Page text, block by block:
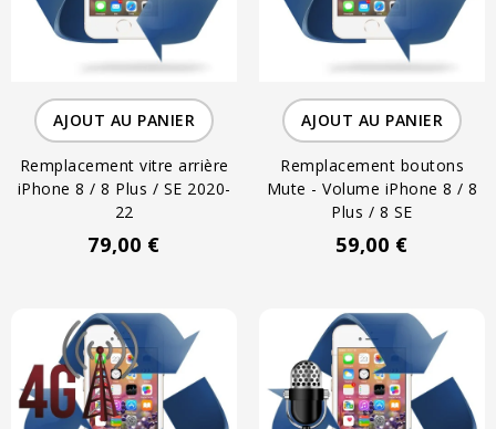
AJOUT AU PANIER
Remplacement vitre arrière
iPhone 8 / 8 Plus / SE 2020-
22
79,00 €
AJOUT AU PANIER
Remplacement boutons
Mute - Volume iPhone 8 / 8
Plus / 8 SE
59,00 €